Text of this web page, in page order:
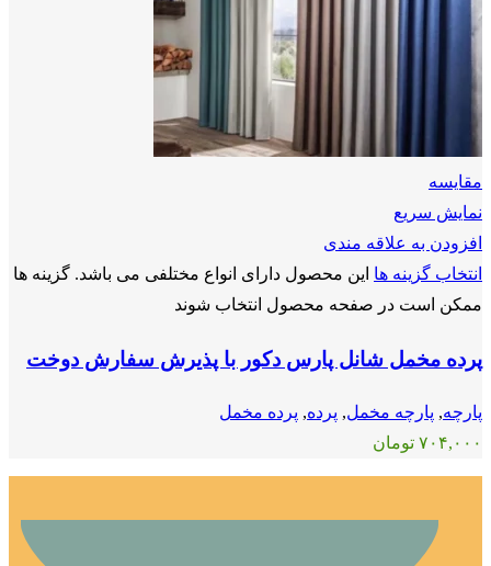
مقايسه
نمایش سریع
افزودن به علاقه مندی
انتخاب گزینه ها این محصول دارای انواع مختلفی می باشد. گزینه ها
ممکن است در صفحه محصول انتخاب شوند
پرده مخمل شانل پارس دکور با پذیرش سفارش دوخت
پارچه, پارچه مخمل, پرده, پرده مخمل
۷۰۴,۰۰۰ تومان